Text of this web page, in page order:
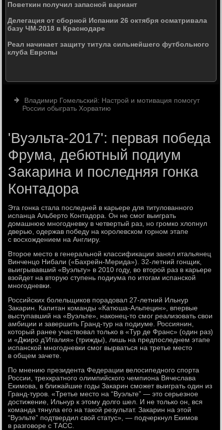
Поветкин получил запасной вариант
Делегация от сборной Испании 26 октября осматривала
базу ЧМ-2018 в Краснодаре
Реал начинает защиту титула сильнейшего футбольного
клуба Европы
Владимир Гомельский: Настрой и мотивация помогут
России обыграть Хорватию
'Вуэльта-2017': первая победа
Фрума, дебютный подиум
Закарина и последняя гонка
Контадора
Эта гонка стала последней в карьере для титулованного
испанца Альберто Контадора. Он не смог выиграть
домашнюю многодневку в четвертый раз, но громко хлопнул
дверью, одержав победу на королевском горном этапе
с восхождением на Англиру.
Второе место в генеральной классификации занял итальянец
Винченцо Нибали («Бахрейн-Мерида»). 32-летний гонщик,
выигрывавший «Вуэльту» в 2010 году, во второй раз в карьере
взойдет на вторую ступень подиума по итогам испанской
многодневки.
Российских болельщиков порадовал 27-летний Ильнур
Закарин. Капитан команды «Катюша-Альпецин», впервые
выступавший на «Вуэльте», наконец-то смог реализовать свои
амбиции и завершить Гранд-тур на подиуме. Россиянин,
который ранее участвовал только в «Тур де Франс» (один раз)
и «Джиро д’Италия» (трижды), лишь на предпоследнем этапе
испанской многодневки смог вырваться на третье место
в общем зачете.
По мнению президента Федерации велосипедного спорта
России, трехкратного олимпийского чемпиона Вячеслава
Екимова, в ближайшие годы Закарин сможет выиграть один из
Гранд-туров. «Третье место на “Вуэльте” — это серьезное
достижение, Ильнур к этому долго шел. И не только он, вся
команда тянула его на такой результат. Закарин на этой
“Вуэльте” подтвердил свой статус», — подчеркнул Екимов
в разговоре с ТАСС.